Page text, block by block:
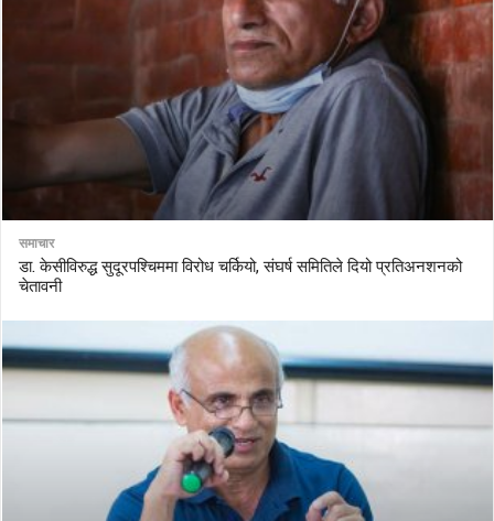
समाचार
डा. केसीविरुद्ध सुदूरपश्चिममा विरोध चर्कियो, संघर्ष समितिले दियो प्रतिअनशनको
चेतावनी